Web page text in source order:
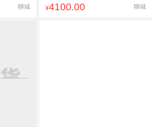
聊城 ¥4100.00 聊城